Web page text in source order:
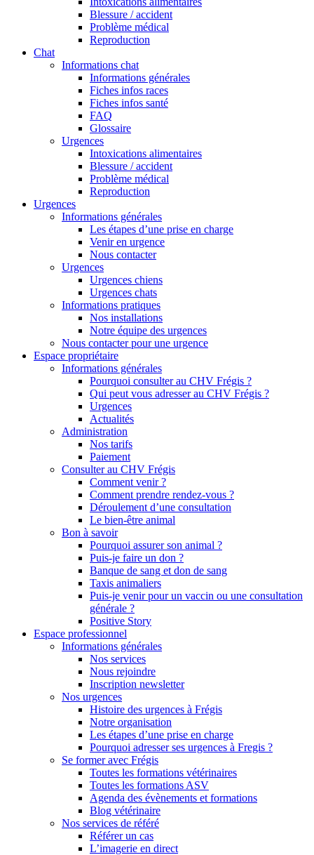
Blessure / accident
Problème médical
Reproduction
Chat
Informations chat
Informations générales
Fiches infos races
Fiches infos santé
FAQ
Glossaire
Urgences
Intoxications alimentaires
Blessure / accident
Problème médical
Reproduction
Urgences
Informations générales
Les étapes d’une prise en charge
Venir en urgence
Nous contacter
Urgences
Urgences chiens
Urgences chats
Informations pratiques
Nos installations
Notre équipe des urgences
Nous contacter pour une urgence
Espace propriétaire
Informations générales
Pourquoi consulter au CHV Frégis ?
Qui peut vous adresser au CHV Frégis ?
Urgences
Actualités
Administration
Nos tarifs
Paiement
Consulter au CHV Frégis
Comment venir ?
Comment prendre rendez-vous ?
Déroulement d’une consultation
Le bien-être animal
Bon à savoir
Pourquoi assurer son animal ?
Puis-je faire un don ?
Banque de sang et don de sang
Taxis animaliers
Puis-je venir pour un vaccin ou une consultation
générale ?
Positive Story
Espace professionnel
Informations générales
Nos services
Nous rejoindre
Inscription newsletter
Nos urgences
Histoire des urgences à Frégis
Notre organisation
Les étapes d’une prise en charge
Pourquoi adresser ses urgences à Fregis ?
Se former avec Frégis
Toutes les formations vétérinaires
Toutes les formations ASV
Agenda des évènements et formations
Blog vétérinaire
Nos services de référé
Référer un cas
L’imagerie en direct